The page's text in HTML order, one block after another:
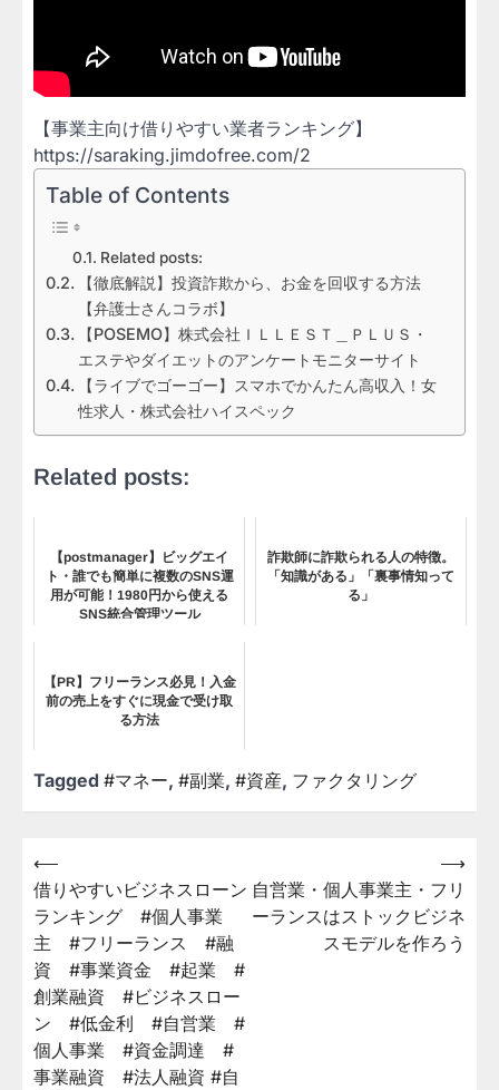
【事業主向け借りやすい業者ランキング】
https://saraking.jimdofree.com/2
Table of Contents
Related posts:
【徹底解説】投資詐欺から、お金を回収する方法
【弁護士さんコラボ】
【POSEMO】株式会社ＩＬＬＥＳＴ＿ＰＬＵＳ・
エステやダイエットのアンケートモニターサイト
【ライブでゴーゴー】スマホでかんたん高収入！女
性求人・株式会社ハイスペック
Related posts:
【postmanager】ビッグエイ
ト・誰でも簡単に複数のSNS運
用が可能！1980円から使える
SNS統合管理ツール
詐欺師に詐欺られる人の特徴。
「知識がある」「裏事情知って
る」
【PR】フリーランス必見！入金
前の売上をすぐに現金で受け取
る方法
Tagged #マネー, #副業, #資産, ファクタリング
投
稿
ナ
ビ
ゲ
ー
シ
⟵
借りやすいビジネスローン
ランキング #個人事業
主 #フリーランス #融
資 #事業資金 #起業 #
創業融資 #ビジネスロー
ン #低金利 #自営業 #
個人事業 #資金調達 #
事業融資 #法人融資 #自
自営業・個人事業主・フリ
ーランスはストックビジネ
スモデルを作ろう
⟶